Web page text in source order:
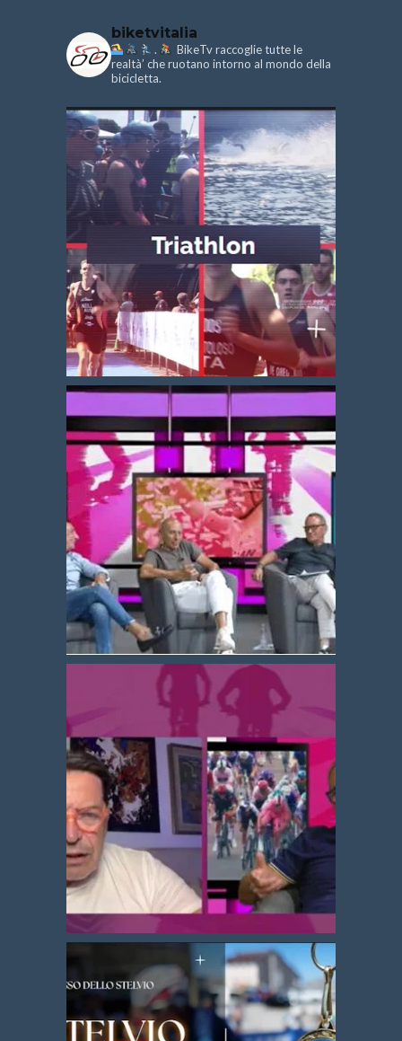
biketvitalia
.
BikeTv raccoglie tutte le
realtà’ che ruotano intorno al mondo della
bicicletta.